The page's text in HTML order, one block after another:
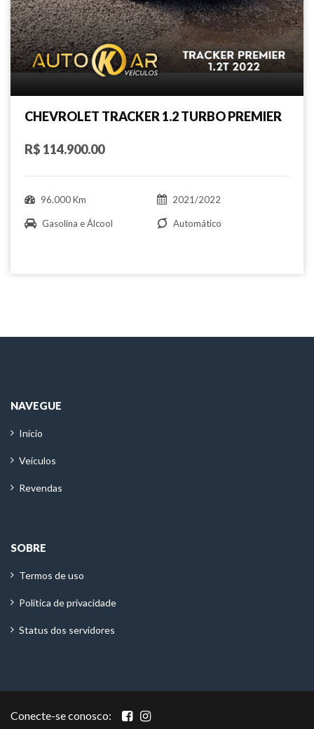
CHEVROLET TRACKER 1.2 TURBO PREMIER
R$ 114.900.00
96.000 Km 2021/2022
Gasolina e Álcool Automático
NAVEGUE
Início
Veículos
Revendas
SOBRE
Termos de uso
Política de privacidade
Status dos servidores
Conecte-se conosco: